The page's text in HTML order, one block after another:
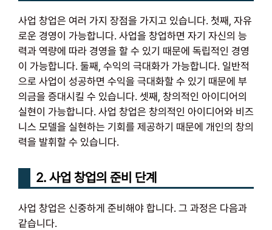
사업 창업은 여러 가지 장점을 가지고 있습니다. 첫째, 자유
로운 경영이 가능합니다. 사업을 창업하면 자기 자신의 능
력과 역량에 따라 경영을 할 수 있기 때문에 독립적인 경영
이 가능합니다. 둘째, 수익의 극대화가 가능합니다. 일반적
으로 사업이 성공하면 수익을 극대화할 수 있기 때문에 부
의금을 증대시킬 수 있습니다. 셋째, 창의적인 아이디어의
실현이 가능합니다. 사업 창업은 창의적인 아이디어와 비즈
니스 모델을 실현하는 기회를 제공하기 때문에 개인의 창의
력을 발휘할 수 있습니다.
2. 사업 창업의 준비 단계
사업 창업은 신중하게 준비해야 합니다. 그 과정은 다음과
같습니다.